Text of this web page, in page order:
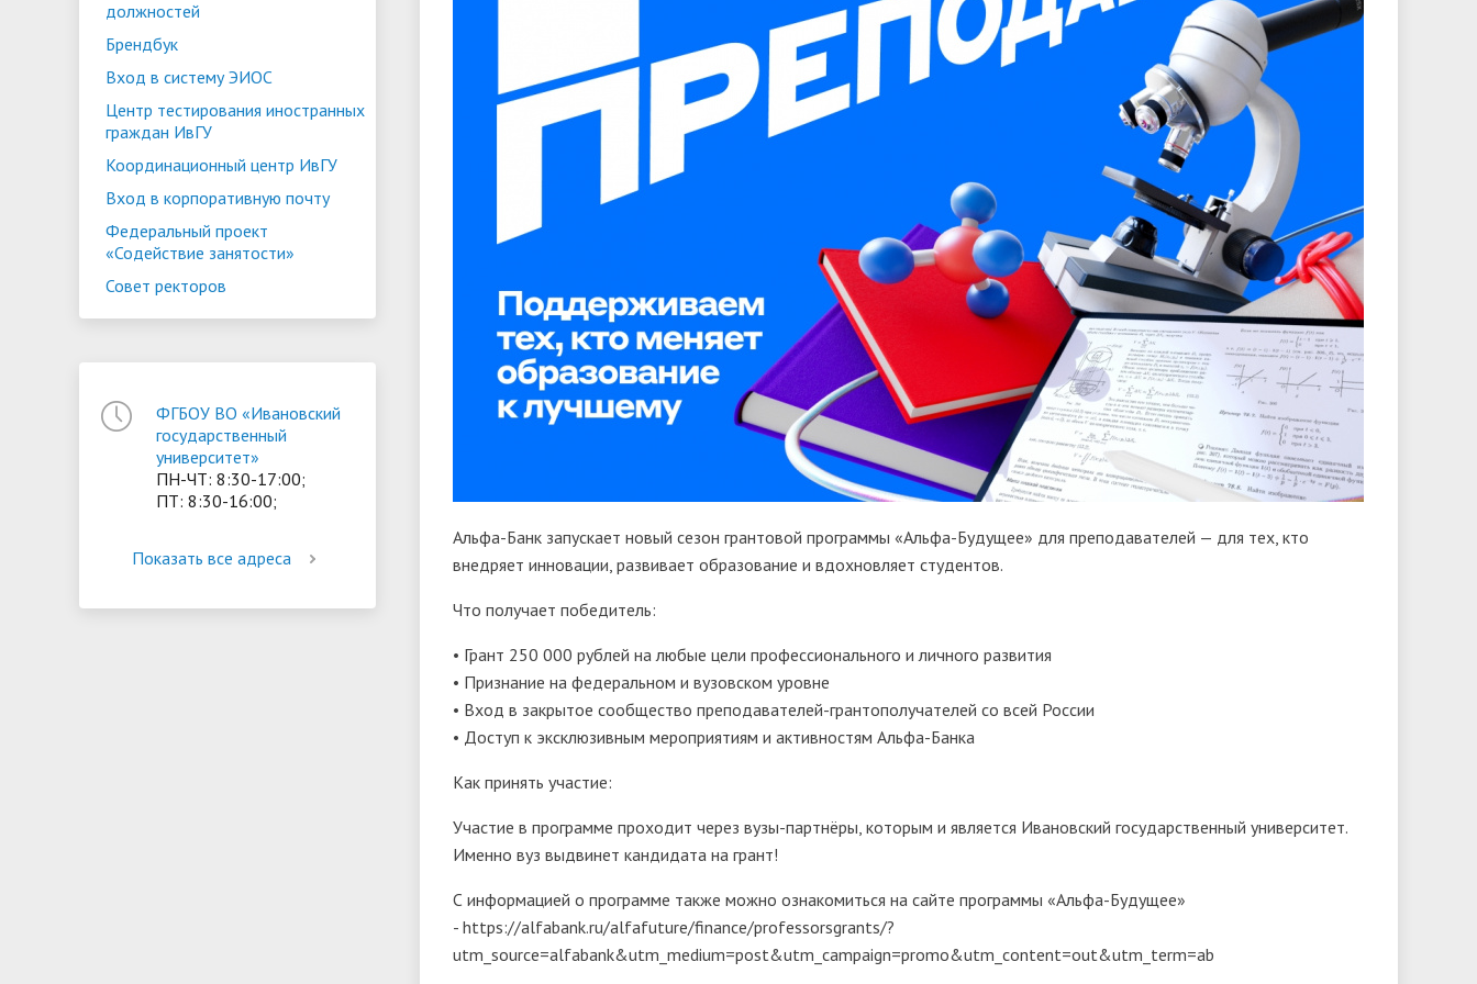
должностей
Брендбук
Вход в систему ЭИОС
Центр тестирования иностранных
граждан ИвГУ
Координационный центр ИвГУ
Вход в корпоративную почту
Федеральный проект
«Содействие занятости»
Совет ректоров
ФГБОУ ВО «Ивановский
государственный
университет»
ПН-ЧТ: 8:30-17:00;
ПТ: 8:30-16:00;
Показать все адреса
Альфа-Банк запускает новый сезон грантовой программы «Альфа-Будущее» для преподавателей — для тех, кто
внедряет инновации, развивает образование и вдохновляет студентов.
Что получает победитель:
• Грант 250 000 рублей на любые цели профессионального и личного развития
• Признание на федеральном и вузовском уровне
• Вход в закрытое сообщество преподавателей-грантополучателей со всей России
• Доступ к эксклюзивным мероприятиям и активностям Альфа-Банка
Как принять участие:
Участие в программе проходит через вузы-партнёры, которым и является Ивановский государственный университет.
Именно вуз выдвинет кандидата на грант!
С информацией о программе также можно ознакомиться на сайте программы «Альфа-Будущее»
- https://alfabank.ru/alfafuture/finance/professorsgrants/?
utm_source=alfabank&utm_medium=post&utm_campaign=promo&utm_content=out&utm_term=ab